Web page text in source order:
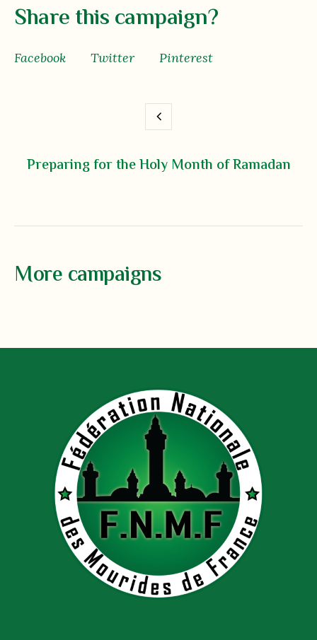
Share this campaign?
Facebook Twitter Pinterest
Preparing for the Holy Month of Ramadan
More campaigns